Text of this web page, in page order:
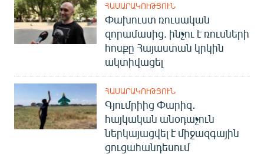
ՀԱՍԱՐԱԿՈՒԹՅՈՒՆ
Փախուստ ռուսական
զորամասից. ինչու է ռուսների
հոսքը Հայաստան կրկին
ակտիվացել
ՀԱՍԱՐԱԿՈՒԹՅՈՒՆ
Գյումրիից Փարիզ․
հայկական անօդաչուն
ներկայացվել է միջազգային
ցուցահանդեսում